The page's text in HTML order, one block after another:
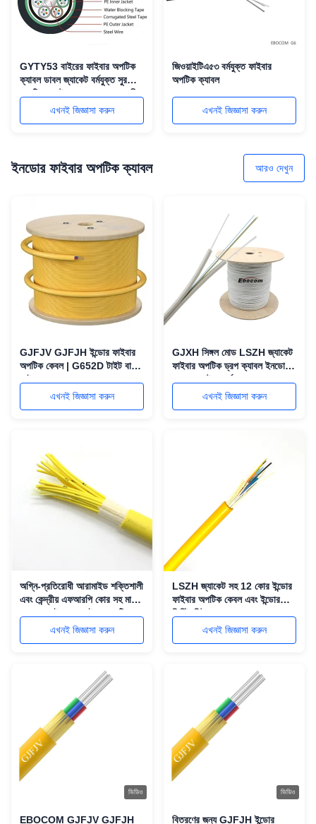
GYTY53 বাইরের ফাইবার অপটিক
ক্যাবল ডাবল জ্যাকেট বর্মযুক্ত সুরক্ষা
অ্যান্টি-রোজেন্ট এবং 100% জলরোধী
এখনই জিজ্ঞাসা করুন
জিওয়াইটিএ৫৩ বর্মযুক্ত ফাইবার
অপটিক ক্যাবল
এখনই জিজ্ঞাসা করুন
ইনডোর ফাইবার অপটিক ক্যাবল আরও দেখুন
GJFJV GJFJH ইন্ডোর ফাইবার
অপটিক কেবল | G652D টাইট বাফার
ফাইবার
এখনই জিজ্ঞাসা করুন
GJXH সিঙ্গল মোড LSZH জ্যাকেট
ফাইবার অপটিক ড্রপ ক্যাবল ইনডোর
FTTX নেটওয়ার্কের জন্য 25 বছরের
ওয়ারেন্টি সহএখনই জিজ্ঞাসা করুন
অগ্নি-প্রতিরোধী আরামাইড শক্তিশালী
এবং কেন্দ্রীয় এফআরপি কোর সহ মাল্টি-
কোর শাখা ইনডোর ফাইবার অপটিক
এখনই জিজ্ঞাসা করুন
LSZH জ্যাকেট সহ 12 কোর ইন্ডোর
ফাইবার অপটিক কেবল এবং ইন্ডোর
ডিস্ট্রিবিউশনের জন্য OM4 10G
এখনই জিজ্ঞাসা করুন
ভিডিও
EBOCOM GJFJV GJFJH
ভিডিও
বিতরণের জন্য GJFJH ইন্ডোর